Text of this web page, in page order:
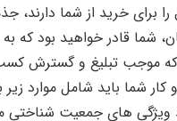
برای خرید از شما دارند،
شما قادر خواهید بود که
که موجب تبلیغ و گسترش
شما باید شامل موارد زیر
های جمعیت شناختی